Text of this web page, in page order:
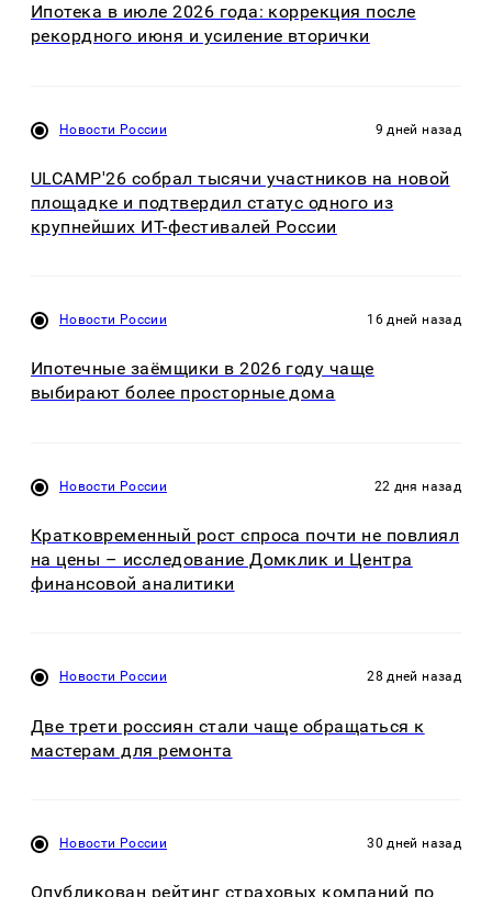
Ипотека в июле 2026 года: коррекция после
рекордного июня и усиление вторички
Новости России 9 дней назад
ULCAMP'26 собрал тысячи участников на новой
площадке и подтвердил статус одного из
крупнейших ИТ-фестивалей России
Новости России 16 дней назад
Ипотечные заёмщики в 2026 году чаще
выбирают более просторные дома
Новости России 22 дня назад
Кратковременный рост спроса почти не повлиял
на цены – исследование Домклик и Центра
финансовой аналитики
Новости России 28 дней назад
Две трети россиян стали чаще обращаться к
мастерам для ремонта
Новости России 30 дней назад
Опубликован рейтинг страховых компаний по